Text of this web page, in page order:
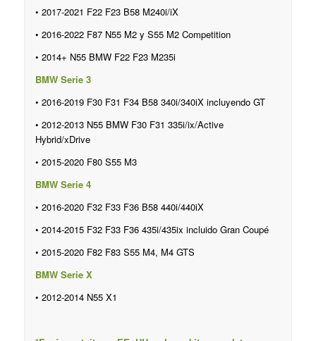
• 2017-2021 F22 F23 B58 M240i/iX
• 2016-2022 F87 N55 M2 y S55 M2 Competition
• 2014+ N55 BMW F22 F23 M235i
BMW Serie 3
• 2016-2019 F30 F31 F34 B58 340i/340iX incluyendo GT
• 2012-2013 N55 BMW F30 F31 335i/ix/Active
Hybrid/xDrive
• 2015-2020 F80 S55 M3
BMW Serie 4
• 2016-2020 F32 F33 F36 B58 440i/440iX
• 2014-2015 F32 F33 F36 435i/435ix incluido Gran Coupé
• 2015-2020 F82 F83 S55 M4, M4 GTS
BMW Serie X
• 2012-2014 N55 X1